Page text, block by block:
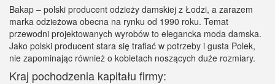
Bakap – polski producent odzieży damskiej z Łodzi, a zarazem
marka odzieżowa obecna na rynku od 1990 roku. Temat
przewodni projektowanych wyrobów to elegancka moda damska.
Jako polski producent stara się trafiać w potrzeby i gusta Polek,
nie zapominając również o kobietach noszących duże rozmiary.
Kraj pochodzenia kapitału firmy: